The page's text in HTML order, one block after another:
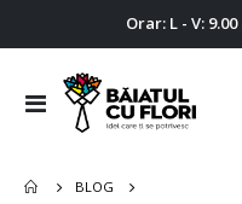
Orar: L - V:
Comutare
BLOG